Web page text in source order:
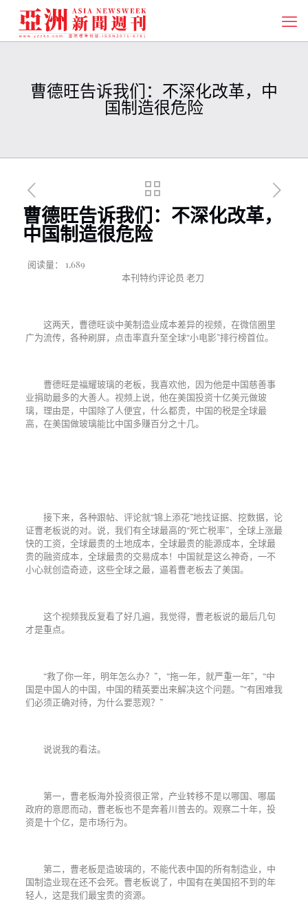
曹德旺告诉我们：不深化改革，中
国制造很危险
曹德旺告诉我们：不深化改革，
中国制造很危险
阅读量：
1,689
本刊特约评论员 老刀
这两天，曹德旺谈中美制造业成本差异的视频，在微信圈里
广为流传，各种刷屏，点击率直升至全球“小电影”排行榜首位。
曹德旺是福耀玻璃的老板，我喜欢他，因为他是中国慈善事
业捐助最多的大善人。视频上说，他在美国投资十亿美元做玻
璃，理由是，中国除了人便宜，什么都贵，中国的税是全球最
高，在美国做玻璃能比中国多赚百分之十几。
接下来，各种跟帖、评论就“锦上添花”地找证据、挖数据，论
证曹老板说的对。说，我们有全球最高的“死亡税率”，全球上涨最
快的工资，全球最贵的土地成本，全球最贵的能源成本，全球最
贵的融资成本，全球最贵的交易成本！中国就是这么神奇，一不
小心就创造奇迹，这些全球之最，逼着曹老板去了美国。
这个视频我反复看了好几遍，我觉得，曹老板说的最后几句
才是重点。
“救了你一年，明年怎么办？”，“拖一年，就严重一年”，“中
国是中国人的中国，中国的精英要出来解决这个问题。”“有困难我
们必须正确对待，为什么要悲观？”
说说我的看法。
第一，曹老板海外投资很正常，产业转移不是以哪国、哪届
政府的意愿而动，曹老板也不是奔着川普去的。观察二十年，投
资是十个亿，是市场行为。
第二，曹老板是造玻璃的，不能代表中国的所有制造业，中
国制造业现在还不会死。曹老板说了，中国有在美国招不到的年
轻人，这是我们最宝贵的资源。